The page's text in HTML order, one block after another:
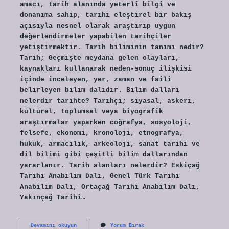
amacı, tarih alanında yeterli bilgi ve
donanıma sahip, tarihi eleştirel bir bakış
açısıyla nesnel olarak araştırıp uygun
değerlendirmeler yapabilen tarihçiler
yetiştirmektir. Tarih biliminin tanımı nedir?
Tarih; Geçmişte meydana gelen olayları,
kaynakları kullanarak neden-sonuç ilişkisi
içinde inceleyen, yer, zaman ve faili
belirleyen bilim dalıdır. Bilim dalları
nelerdir tarihte? Tarihçi; siyasal, askeri,
kültürel, toplumsal veya biyografik
araştırmalar yaparken coğrafya, sosyoloji,
felsefe, ekonomi, kronoloji, etnografya,
hukuk, armacılık, arkeoloji, sanat tarihi ve
dil bilimi gibi çeşitli bilim dallarından
yararlanır. Tarih alanları nelerdir? Eskiçağ
Tarihi Anabilim Dalı, Genel Türk Tarihi
Anabilim Dalı, Ortaçağ Tarihi Anabilim Dalı,
Yakınçağ Tarihi…
Devamını okuyunTarih Yorum Bırak